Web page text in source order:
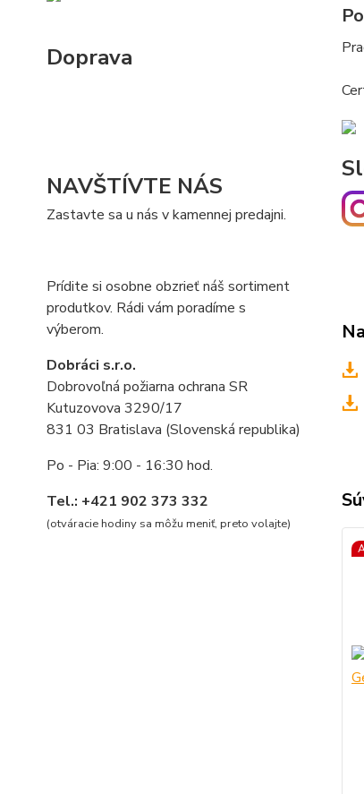
Doprava
NAVŠTÍVTE NÁS
Zastavte sa u nás v kamennej predajni.
Prídite si osobne obzrieť náš sortiment
produtkov. Rádi vám poradíme s
výberom.
Dobráci s.r.o.
Dobrovoľná požiarna ochrana SR
Kutuzovova 3290/17
831 03 Bratislava (Slovenská republika)
Po - Pia: 9:00 - 16:30 hod.
Tel.: +421 902 373 332
(otváracie hodiny sa môžu meniť, preto volajte)